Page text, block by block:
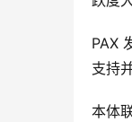
PAX
支持
本体